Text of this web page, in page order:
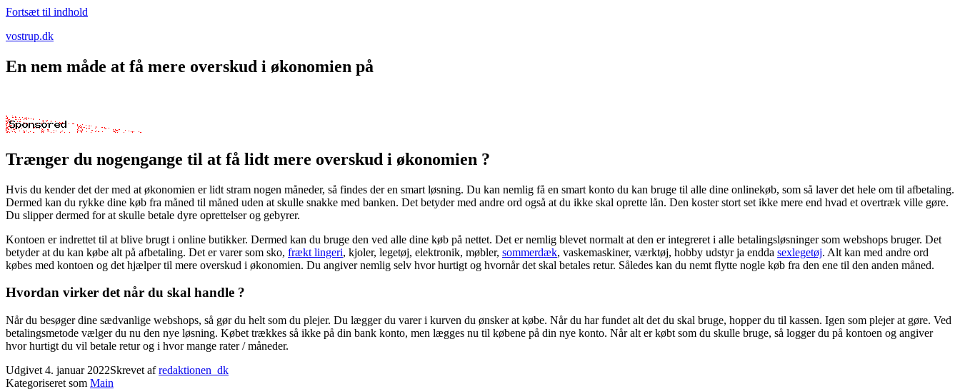
Fortsæt til indhold
vostrup.dk
En nem måde at få mere overskud i økonomien på
Trænger du nogengange til at få lidt mere overskud i økonomien ?
Hvis du kender det der med at økonomien er lidt stram nogen måneder, så findes der en smart løsning. Du kan nemlig få en smart konto du kan bruge til alle dine onlinekøb, som så laver det hele om til afbetaling.
Dermed kan du rykke dine køb fra måned til måned uden at skulle snakke med banken. Det betyder med andre ord også at du ikke skal oprette lån. Den koster stort set ikke mere end hvad et overtræk ville gøre.
Du slipper dermed for at skulle betale dyre oprettelser og gebyrer.
Kontoen er indrettet til at blive brugt i online butikker. Dermed kan du bruge den ved alle dine køb på nettet. Det er nemlig blevet normalt at den er integreret i alle betalingsløsninger som webshops bruger. Det
betyder at du kan købe alt på afbetaling. Det er varer som sko, frækt lingeri, kjoler, legetøj, elektronik, møbler, sommerdæk, vaskemaskiner, værktøj, hobby udstyr ja endda sexlegetøj. Alt kan med andre ord
købes med kontoen og det hjælper til mere overskud i økonomien. Du angiver nemlig selv hvor hurtigt og hvornår det skal betales retur. Således kan du nemt flytte nogle køb fra den ene til den anden måned.
Hvordan virker det når du skal handle ?
Når du besøger dine sædvanlige webshops, så gør du helt som du plejer. Du lægger du varer i kurven du ønsker at købe. Når du har fundet alt det du skal bruge, hopper du til kassen. Igen som plejer at gøre. Ved
betalingsmetode vælger du nu den nye løsning. Købet trækkes så ikke på din bank konto, men lægges nu til købene på din nye konto. Når alt er købt som du skulle bruge, så logger du på kontoen og angiver
hvor hurtigt du vil betale retur og i hvor mange rater / måneder.
Udgivet 4. januar 2022Skrevet afredaktionen_dk
Kategoriseret som Main